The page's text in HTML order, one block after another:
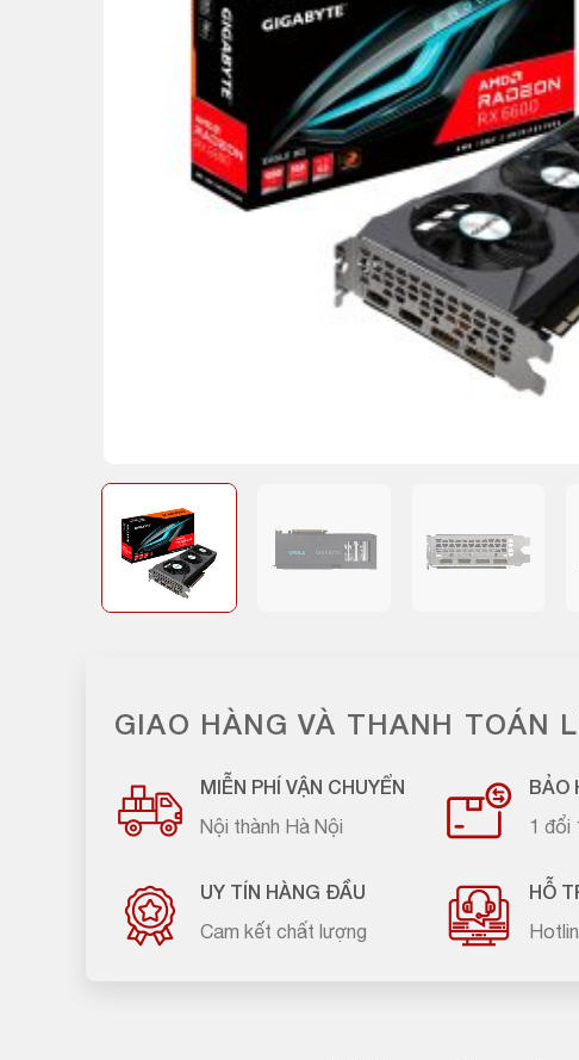
GIAO HÀNG VÀ THANH TOÁN
MIỄN PHÍ VẬN CHUYỂN
Nội thành Hà Nội
BẢO
1 đổi
UY TÍN HÀNG ĐẦU
Cam kết chất lượng
HỖ